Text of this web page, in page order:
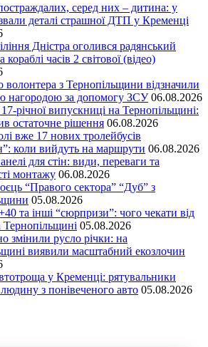
серед них – дитина: у
деталі страшної ДТП у Кременці
Дністра оголився радянський
кораблі часів 2 світової (відео)
волонтера з Тернопільщини відзначили
нагородою за допомогу ЗСУ 06.08.2026
річної випускниці на Тернопільщині:
остаточне рішення 06.08.2026
вже 17 нових тролейбусів
коли вийдуть на маршрути 06.08.2026
для стін: види, переваги та
монтажу 06.08.2026
“Правого сектора” “Дуб” з
05.08.2026
та інші “сюрпризи”: чого чекати від
05.08.2026
змінили русло річки: на
виявили масштабний екозлочин
у Кременці: рятувальники
людину з понівеченого авто 05.08.2026